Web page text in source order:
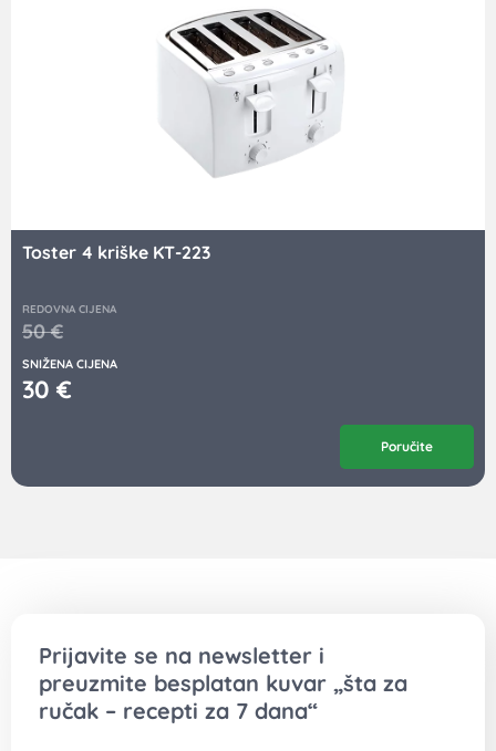
Toster 4 kriške KT-223
REDOVNA CIJENA
50€
SNIŽENA CIJENA
30 €
Poručite
Prijavite se na newsletter i
preuzmite besplatan kuvar „šta za
ručak – recepti za 7 dana“